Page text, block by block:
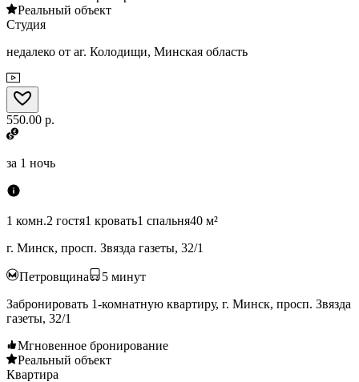
Реальный объект
Студия
недалеко от аг. Колодищи, Минская область
550.00 р.
за 1 ночь
1 комн.2 гостя1 кровать1 спальня40 м²
г. Минск, просп. Звязда газеты, 32/1
Петровщина 5 минут
Забронировать 1-комнатную квартиру, г. Минск, просп. Звязда
газеты, 32/1
Мгновенное бронирование
Реальный объект
Квартира